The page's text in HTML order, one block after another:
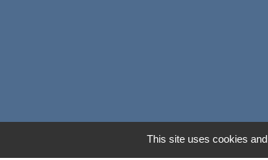
This site uses cookies